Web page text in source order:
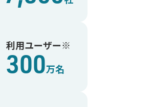
利用ユーザー※
300万名